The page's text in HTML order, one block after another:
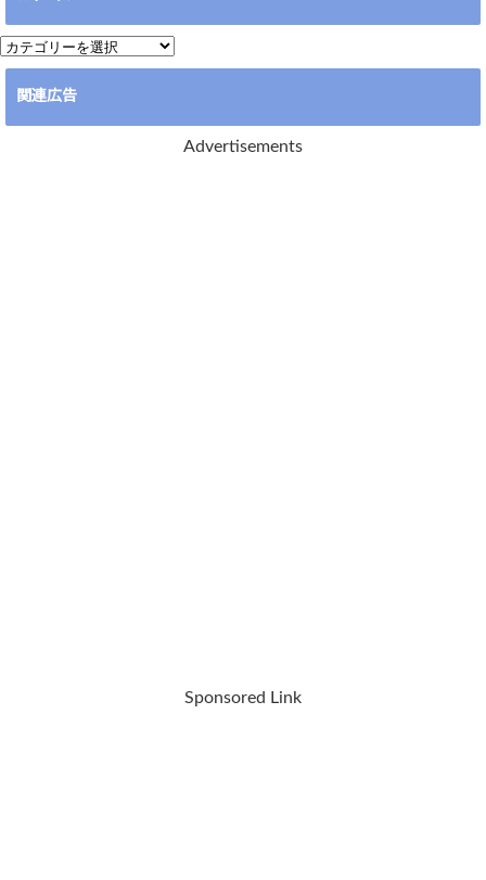
カ
テ
リ
関連広告
Advertisements
Sponsored Link